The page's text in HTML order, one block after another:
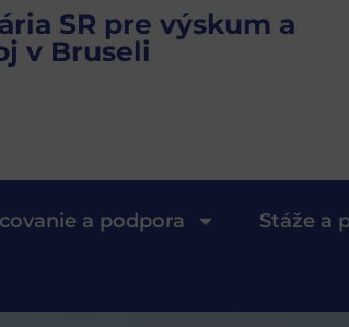
SR pre výskum a
v Bruseli
a podpora Stáže a